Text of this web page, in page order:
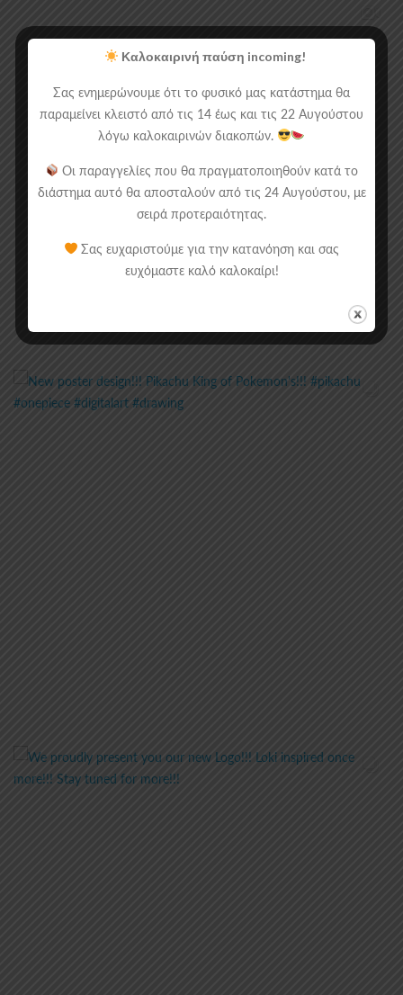
Καλοκαιρινή παύση incoming!
Σας ενημερώνουμε ότι το φυσικό μας κατάστημα θα
παραμείνει κλειστό από τις 14 έως και τις 22 Αυγούστου
λόγω καλοκαιρινών διακοπών.
Οι παραγγελίες που θα πραγματοποιηθούν κατά το
διάστημα αυτό θα αποσταλούν από τις 24 Αυγούστου, με
σειρά προτεραιότητας.
Σας ευχαριστούμε για την κατανόηση και σας
ευχόμαστε καλό καλοκαίρι!